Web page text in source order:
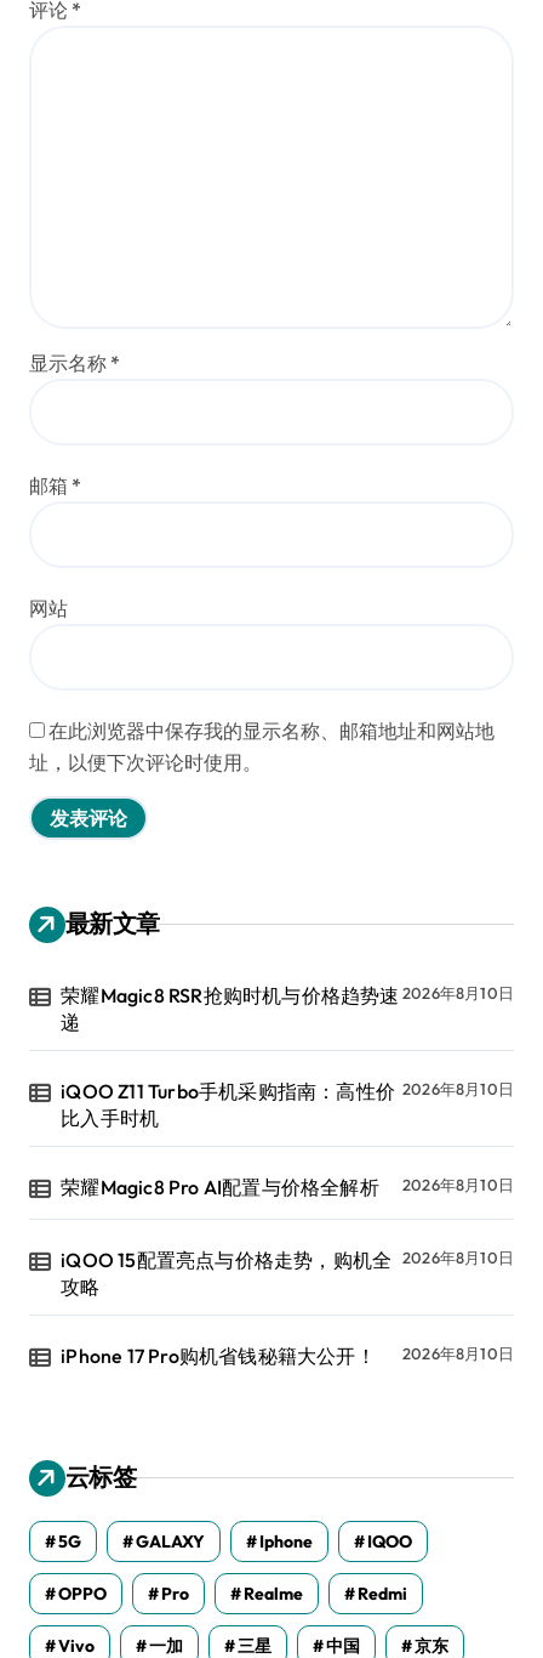
评论 *
显示名称 *
邮箱 *
网站
在此浏览器中保存我的显示名称、邮箱地址和网站地
址，以便下次评论时使用。
最新文章
荣耀Magic8 RSR抢购时机与价格趋势速
递
2026年8月10日
iQOO Z11 Turbo手机采购指南：高性价
比入手时机
2026年8月10日
荣耀Magic8 Pro AI配置与价格全解析 2026年8月10日
iQOO 15配置亮点与价格走势，购机全
攻略
2026年8月10日
iPhone 17 Pro购机省钱秘籍大公开！ 2026年8月10日
云标签
5G GALAXY Iphone IQOO
OPPO Pro Realme Redmi
Vivo 一加 三星 中国 京东